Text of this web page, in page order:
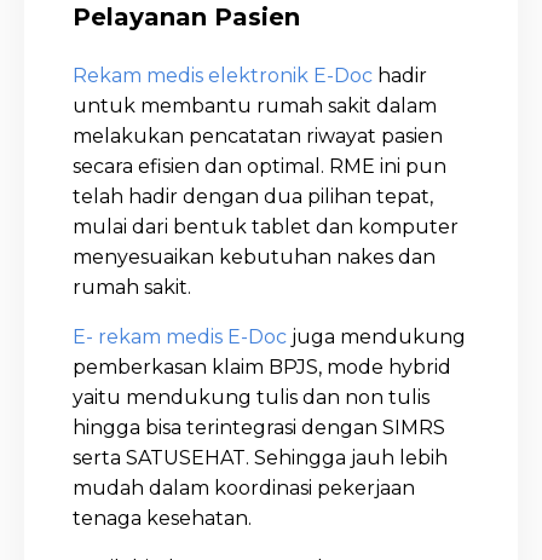
Pelayanan Pasien
Rekam medis elektronik E-Doc hadir
untuk membantu rumah sakit dalam
melakukan pencatatan riwayat pasien
secara efisien dan optimal. RME ini pun
telah hadir dengan dua pilihan tepat,
mulai dari bentuk tablet dan komputer
menyesuaikan kebutuhan nakes dan
rumah sakit.
E- rekam medis E-Doc juga mendukung
pemberkasan klaim BPJS, mode hybrid
yaitu mendukung tulis dan non tulis
hingga bisa terintegrasi dengan SIMRS
serta SATUSEHAT. Sehingga jauh lebih
mudah dalam koordinasi pekerjaan
tenaga kesehatan.